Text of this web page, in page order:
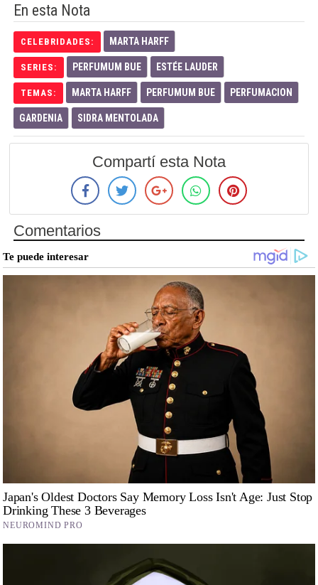
En esta Nota
CELEBRIDADES: MARTA HARFF
SERIES: PERFUMUM BUE ESTÉE LAUDER
TEMAS: MARTA HARFF PERFUMUM BUE PERFUMACION
GARDENIA SIDRA MENTOLADA
Compartí esta Nota
Comentarios